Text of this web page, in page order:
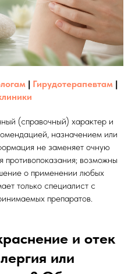
| Гирудотерапевтам |
(справочный) характер и
назначением или
не заменяет очную
возможны
о применении любых
только специалист с
препаратов.
и отек
или